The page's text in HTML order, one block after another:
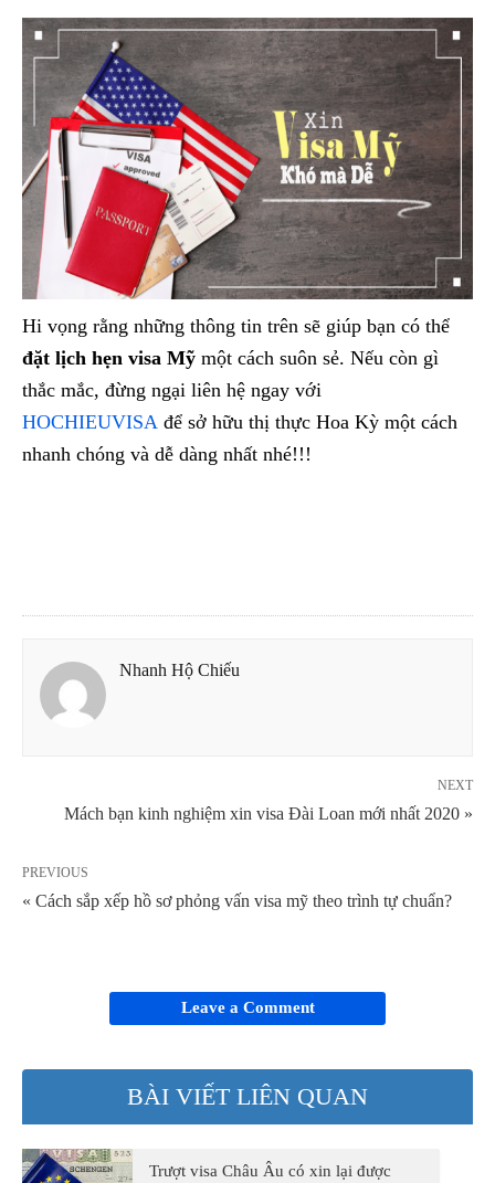
Hi vọng rằng những thông tin trên sẽ giúp bạn có thể
đặt lịch hẹn visa Mỹ một cách suôn sẻ. Nếu còn gì
thắc mắc, đừng ngại liên hệ ngay với
HOCHIEUVISA để sở hữu thị thực Hoa Kỳ một cách
nhanh chóng và dễ dàng nhất nhé!!!
Nhanh Hộ Chiếu
NEXT
Mách bạn kinh nghiệm xin visa Đài Loan mới nhất 2020 »
PREVIOUS
« Cách sắp xếp hồ sơ phỏng vấn visa mỹ theo trình tự chuẩn?
Leave a Comment
BÀI VIẾT LIÊN QUAN
Trượt visa Châu Âu có xin lại được